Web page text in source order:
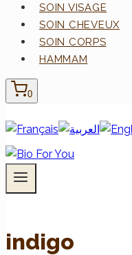
SOIN VISAGE
SOIN CHEVEUX
SOIN CORPS
HAMMAM
0
indigo